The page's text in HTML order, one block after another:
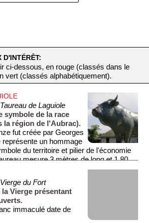
D'INTÉRÊT:
ci-dessous, en rouge (classés dans le
vert (classés alphabétiquement).
Taureau de Laguiole
symbole de la race
la région de l'Aubrac).
fut créée par Georges
représente un hommage
du territoire et pilier de l'économie
mesure 3 mètres de long et 1,80
veut que toucher les attributs du
N'hésitez pas à les toucher, ce
Vierge du Fort
Vierge présentant
immaculé date de